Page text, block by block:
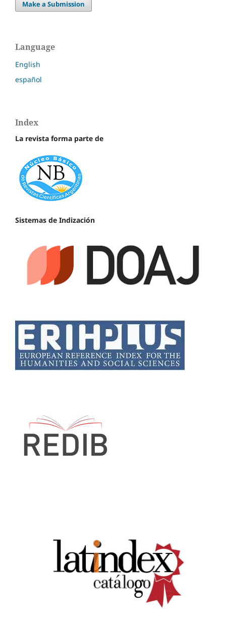
Make a Submission
Language
English
español
Index
La revista forma parte de
Sistemas de Indización